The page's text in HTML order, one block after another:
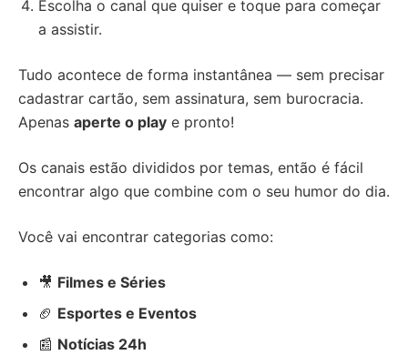
Escolha o canal que quiser e toque para começar
a assistir.
Tudo acontece de forma instantânea — sem precisar
cadastrar cartão, sem assinatura, sem burocracia.
Apenas aperte o play e pronto!
Os canais estão divididos por temas, então é fácil
encontrar algo que combine com o seu humor do dia.
Você vai encontrar categorias como:
🎥 Filmes e Séries
🏈 Esportes e Eventos
📰 Notícias 24h